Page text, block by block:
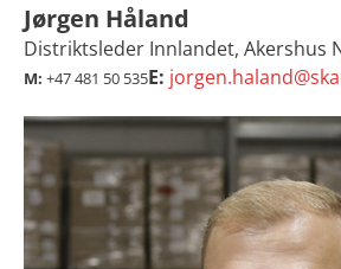
Jørgen Håland
Distriktsleder Innlandet, Akershus
M: +47 481 50 535E: